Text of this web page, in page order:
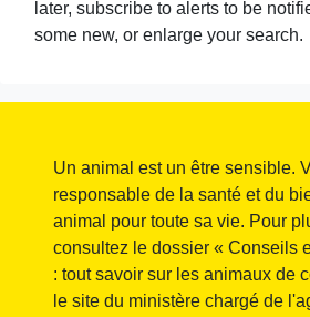
later, subscribe to alerts to be
some new, or enlarge your search.
Un animal est un être sensible.
responsable de la santé et du
animal pour toute sa vie. Pour
consultez le dossier « Conseils
: tout savoir sur les animaux de
le site du ministère chargé de